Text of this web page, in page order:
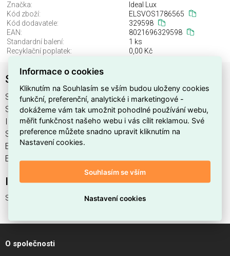
Značka:
Ideal Lux
Kód zboží:
ELSVOS1786565
Kód dodavatele:
329598
EAN:
8021696329598
Standardní balení:
1 ks
Recyklační poplatek:
0,00 Kč
STICK PROFILE RECESSED 1000 mm
STICK PROFILE RECESSED 1000 mm najdete v kategoriích
Svítidla, Svítidla, světelné zdroje a LED osvětlení, výrobce
Ideal Lux, EAN 8021696329598, kód dodavatele 329598.
STICK PROFILE RECESSED 1000 mm nabízíme od 1 ks. Kód
EMAS STICK PROFILE RECESSED 1000 mm je
ELSVOS1786565.
Interní název produktu
STICK PROFILE RECESSED 1000 mm
O společnosti
Informace o cookies
Kliknutím na Souhlasím se vším budou uloženy cookies
funkční, preferenční, analytické i marketingové -
dokážeme vám tak umožnit pohodlné používání webu,
měřit funkčnost našeho webu i vás cílit reklamou. Své
preference můžete snadno upravit kliknutím na
Nastavení cookies.
Souhlasím se vším
Nastavení cookies